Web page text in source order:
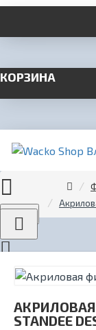
КОРЗИНА
Menu
АКРИЛОВАЯ
STANDEE